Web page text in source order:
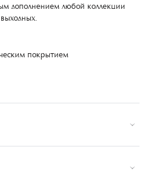
дополнением любой коллекции
покрытием